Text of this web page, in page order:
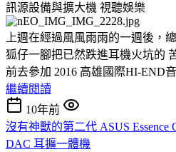
訊源設備與擴大機 視聽娛樂
上週在經過風風雨雨的一週後，
狐仔一腳把已然跌進耳機火坑的
前去參加 2016 高雄國際HI-END
繼續閱讀
10年前
沒有神獸的第二代 ASUS Essence
DAC 耳擴一體機